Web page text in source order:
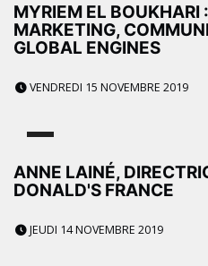
MYRIEM EL BOUKHARI
MARKETING,
GLOBAL ENGINES
VENDREDI 15 NOVEMBRE 2019
ANNE LAINÉ,
DONALD'S FRANCE
JEUDI 14 NOVEMBRE 2019